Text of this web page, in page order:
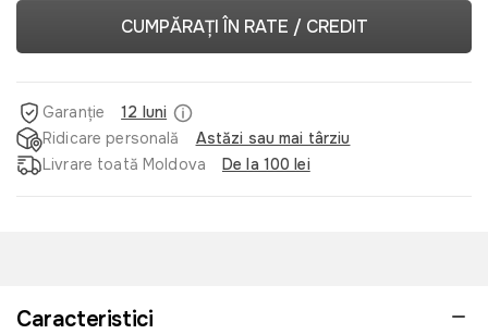
CUMPĂRAȚI ÎN RATE / CREDIT
Garanție
12 luni
Ridicare personală
Astăzi sau mai târziu
Livrare toată Moldova
De la 100 lei
Caracteristici